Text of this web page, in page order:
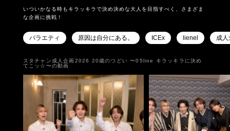
いついかなる時もキラッキラで決め決めな大人を目指すべく、さまざま
な企画に挑戦！
バラエティ 原因は自分にある。 ICEx lienel 成人
スタチャン成人企画2026 20歳のつどい 〜05line キラッキラに決め
てこッ☆〜の動画